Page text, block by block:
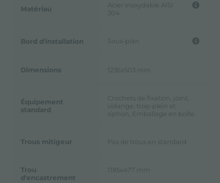
Matériau
Acier inoxydable AISI
304
Bord d'installation Sous-plan
Dimensions 1236x503 mm
Équipement
standard
Crochets de fixation, joint,
vidange, trop-plein et
siphon, Emballage en boîte
Trous mitigeur Pas de trous en standard
Trou
d'encastrement
1185x477 mm